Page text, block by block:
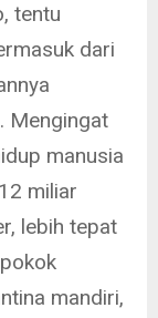
tentu
dari
Mengingat
manusia
miliar
lebih tepat
mandiri,